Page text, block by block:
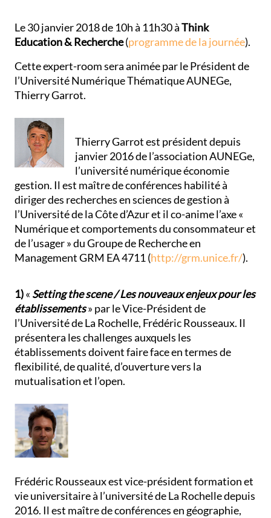
Le 30 janvier 2018 de 10h à 11h30 àThink
Education & Recherche(programme de la journée).
Cette expert-room sera animée par le Président de
l’Université Numérique Thématique AUNEGe,
Thierry Garrot.
Thierry Garrot est président depuis
janvier 2016 de l’association AUNEGe,
l’université numérique économie
gestion. Il est maître de conférences habilité à
diriger des recherches en sciences de gestion à
l’Université de la Côte d’Azur et il co-anime l’axe «
Numérique et comportements du consommateur et
de l’usager » du Groupe de Recherche en
Management GRM EA 4711 (http://grm.unice.fr/).
1)« Setting the scene / Les nouveaux enjeux pour les
établissements» par le Vice-Président de
l’Université de La Rochelle, Frédéric Rousseaux. Il
présentera les challenges auxquels les
établissements doivent faire face en termes de
flexibilité, de qualité, d’ouverture vers la
mutualisation et l’open.
Frédéric Rousseaux est vice-président formation et
vie universitaire à l’université de La Rochelle depuis
2016. Il est maître de conférences en géographie,